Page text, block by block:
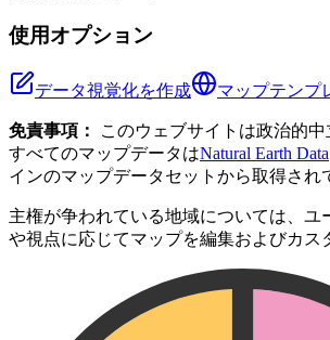
使用オプション
データ視覚化を作成 マップテンプ
免責事項：
このウェブサイトは政治的中
すべてのマップデータはNatural Earth Data
インのマップデータセットから取得され
主権が争われている地域については、ユ
や視点に応じてマップを編集およびカス